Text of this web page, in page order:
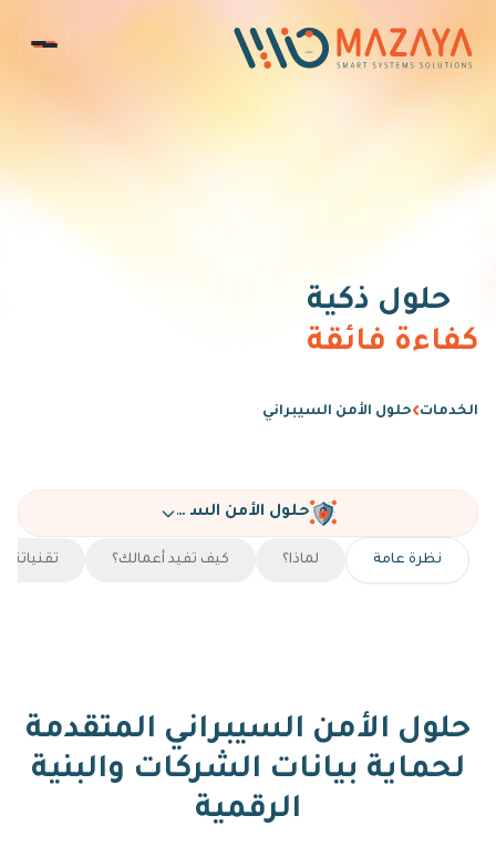
حلول ذكية
كفاءة فائقة
الخدمات›حلول الأمن السيبراني
حلول الأمن السيبراني
نظرة عامة لماذا؟ كيف تفيد أعمالك؟ تقنياتنا
حلول الأمن السيبراني المتقدمة
لحماية بيانات الشركات والبنية
الرقمية